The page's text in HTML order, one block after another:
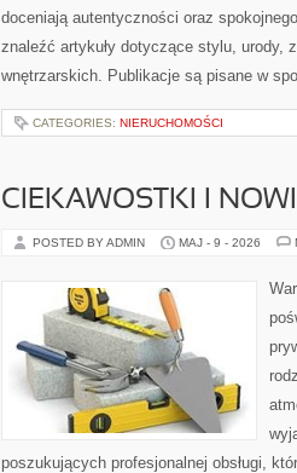
doceniają autentyczności oraz
znaleźć artykuły dotyczące stylu, urody,
wnętrzarskich. Publikacje są pisane w
CATEGORIES: NIERUCHOMOŚCI
CIEKAWOSTKI I
POSTED BY ADMIN MAJ - 9 - 2026
poszukujących profesjonalnej obsługi,